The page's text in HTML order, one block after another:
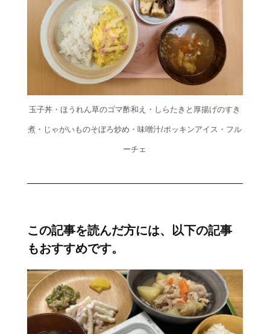
玉子丼・ほうれん草のゴマ酢和え・しらたきと厚揚げのすき
煮・じゃがいものそぼろ炒め・味噌汁/ポッキンアイス・フル
ーチェ
この記事を読んだ方には、以下の記事
もおすすめです。